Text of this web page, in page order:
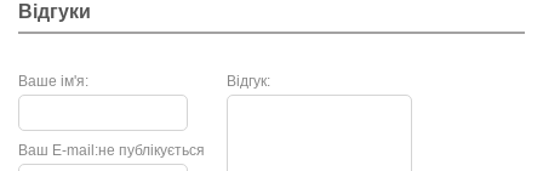
Відгуки
Ваше ім'я: Відгук:
не публікується
Ваш E-mail: